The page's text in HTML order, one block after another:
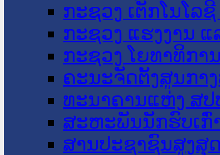
ກະຊວງ ເຕັກໂນໂລ
ກະຊວງ ແຮງງານ
ກະຊວງ ໂຍທາທິກາ
ຄະນະຈັດຕັ້ງສູນກາ
ທະນາຄານແຫ່ງ ສປ
ສະຫະພັນນັກຮົບເກົ່
ສານປະຊາຊົນສູງສຸ